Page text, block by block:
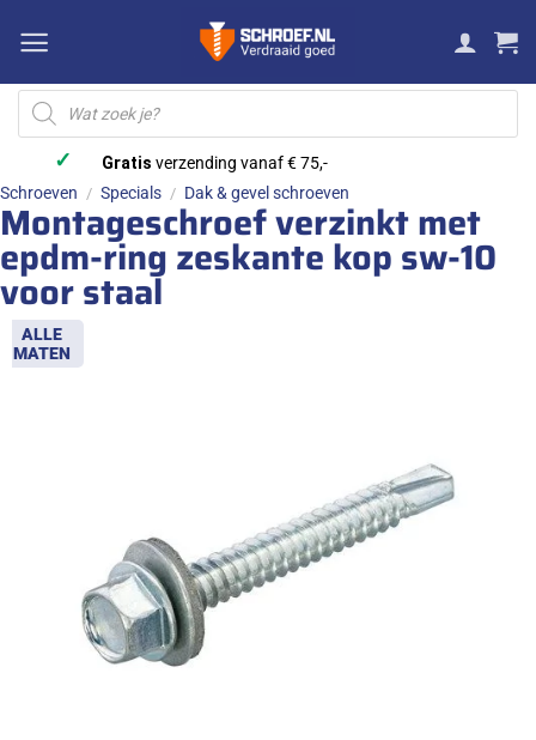
naar
inhoud
Producten
zoeken
✓ Gratis verzending vanaf € 75,-
Schroeven / Specials / Dak & gevel schroeven
Montageschroef verzinkt met
epdm-ring zeskante kop sw-10
voor staal
ALLE
MATEN